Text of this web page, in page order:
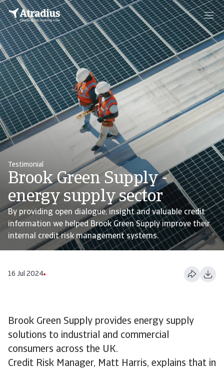
Testimonial
Brook Green Supply -
energy supply sector
By providing open dialogue, insight and valuable credit
information we helped Brook Green Supply improve their
internal credit risk management systems.
16 Jul 2024
Brook Green Supply provides energy supply
solutions to industrial and commercial
consumers across the UK.
Credit Risk Manager, Matt Harris, explains that in